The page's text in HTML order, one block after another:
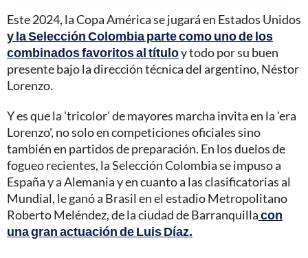
Este 2024, la Copa América se jugará en Estados Unidos
y la Selección Colombia parte como uno de los
combinados favoritos al títuloy todo por su buen
presente bajo la dirección técnica del argentino, Néstor
Lorenzo.
Y es que la 'tricolor' de mayores marcha invita en la 'era
Lorenzo', no solo en competiciones oficiales sino
también en partidos de preparación. En los duelos de
fogueo recientes, la Selección Colombia se impuso a
España y a Alemania y en cuanto a las clasificatorias al
Mundial, le ganó a Brasil en el estadio Metropolitano
Roberto Meléndez, de la ciudad de Barranquillacon
una gran actuación de Luis Díaz.